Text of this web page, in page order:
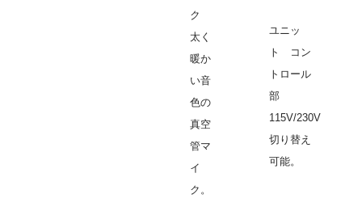
ク
太く
暖か
い音
色の
真空
管マ
イ
ク。
ユニッ
ト コン
トロール
部
115V/230V
切り替え
可能。